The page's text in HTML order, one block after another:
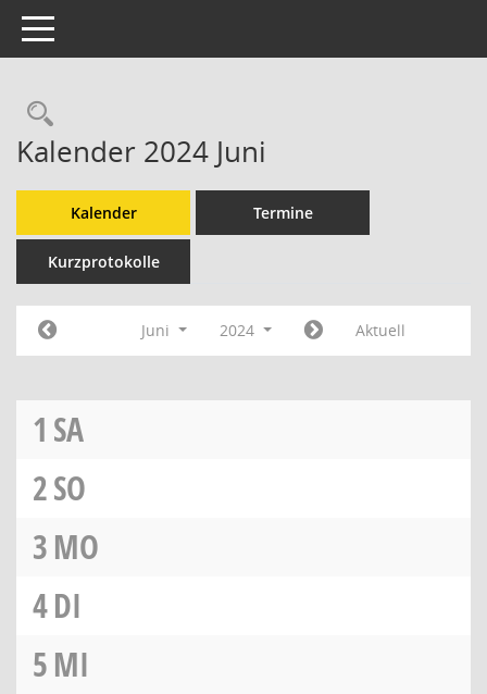
Toggle navigation
Kalender 2024 Juni
Kalender Termine
Kurzprotokolle
Juni 2024 Aktuell
1 SA
2SO
3MO
4DI
5MI